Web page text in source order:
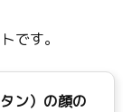
です。
ン）の顔の